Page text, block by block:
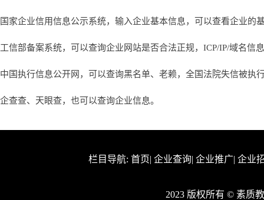
国家企业信用信息公示系统，输入企业基本信息，可以查看企业的
工信部备案系统，可以查询企业网站是否合法正规，ICP/IP/域名信
中国执行信息公开网，可以查询黑名单、老赖，全国法院失信被执
企查查、天眼查，也可以查询企业信息。
栏目导航: 首页| 企业查询| 企业推广| 企业
2023 版权所有 © 素质